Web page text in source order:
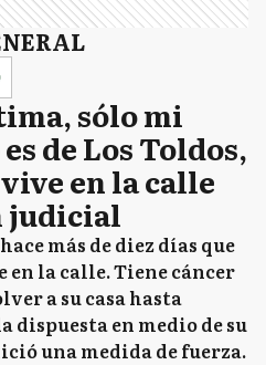
sólo mi
de Los Toldos,
en la calle
judicial
más de diez días que
en la calle. Tiene cáncer
a su casa hasta
dispuesta en medio de su
una medida de fuerza.